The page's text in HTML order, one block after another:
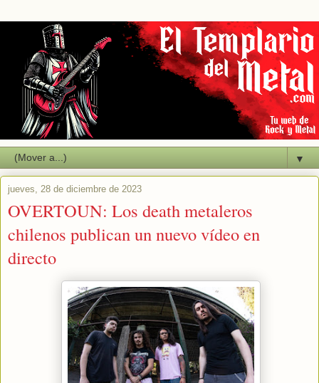
▼
jueves, 28 de diciembre de 2023
OVERTOUN: Los death metaleros
chilenos publican un nuevo vídeo en
directo